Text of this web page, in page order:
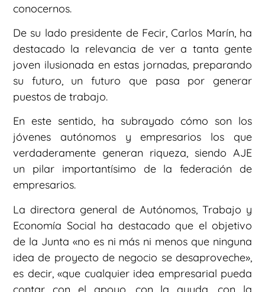
conocernos.
De su lado presidente de Fecir, Carlos Marín, ha
destacado la relevancia de ver a tanta gente
joven ilusionada en estas jornadas, preparando
su futuro, un futuro que pasa por generar
puestos de trabajo.
En este sentido, ha subrayado cómo son los
jóvenes autónomos y empresarios los que
verdaderamente generan riqueza, siendo AJE
un pilar importantísimo de la federación de
empresarios.
La directora general de Autónomos, Trabajo y
Economía Social ha destacado que el objetivo
de la Junta «no es ni más ni menos que ninguna
idea de proyecto de negocio se desaproveche»,
es decir, «que cualquier idea empresarial pueda
contar con el apoyo, con la ayuda, con la